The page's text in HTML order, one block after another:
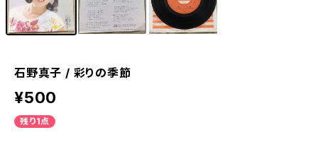
石野真子 / 彩りの季節
¥500
残り1点